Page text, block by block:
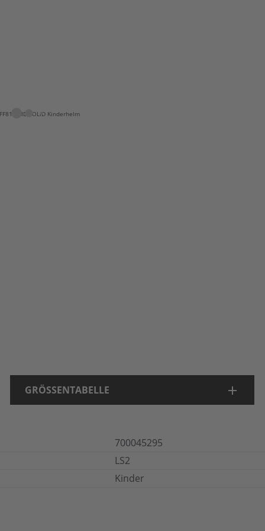
700045295
LS2
Kinder
GRÖSSENTABELLE